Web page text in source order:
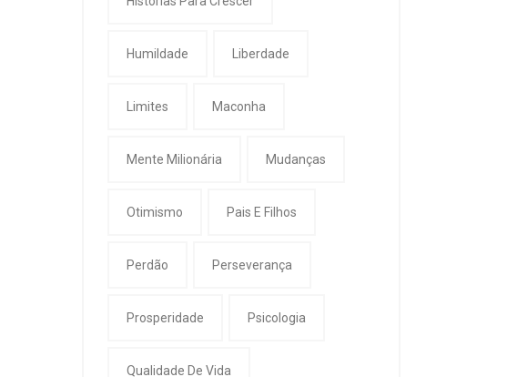
Humildade Liberdade
Limites Maconha
Mente Milionária Mudanças
Otimismo Pais E Filhos
Perdão Perseverança
Prosperidade Psicologia
Qualidade De Vida